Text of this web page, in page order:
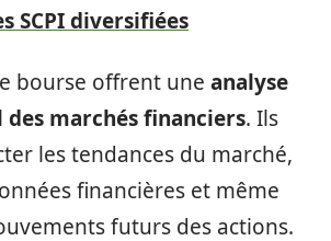
SCPI diversifiées
bourse offrent une analyse
marchés financiers. Ils
les tendances du marché,
financières et même
futurs des actions.